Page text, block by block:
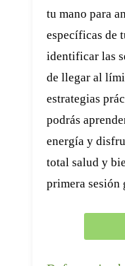
tu mano para
específicas de
identificar las
de llegar al
estrategias
podrás
energía y
total salud y
primera sesión